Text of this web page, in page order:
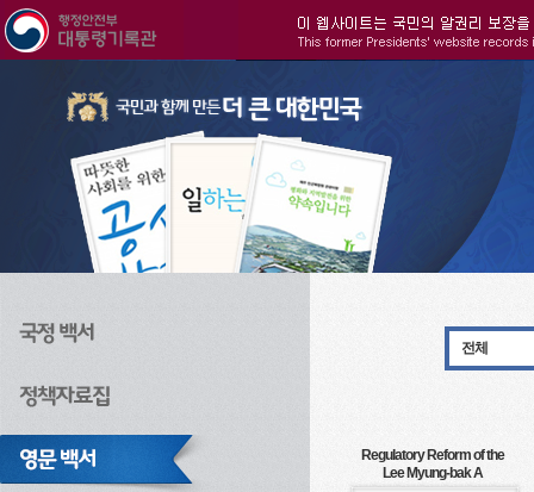
전체
Regulatory Reform of the
Lee Myung-bak A